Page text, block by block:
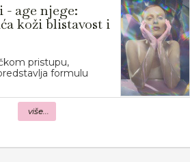
- age njege:
koži blistavost i
pristupu,
formulu
više...